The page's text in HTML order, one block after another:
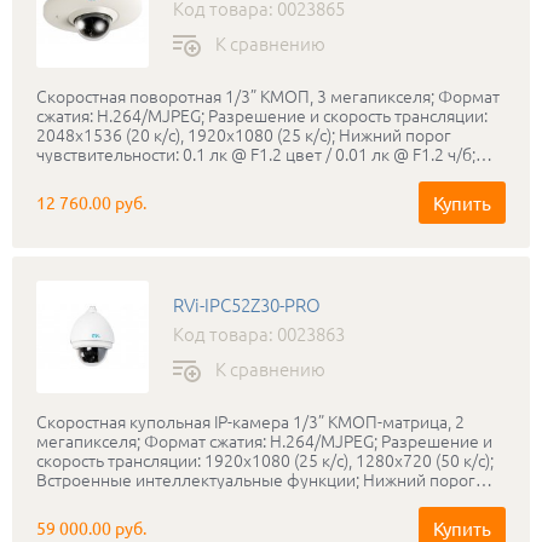
размеры: 186х309 мм; Вес: 3.5 кг; В комплекте поставляется
бесплатное профессиональное программное обеспечение
Код товара: 0023865
К сравнению
Скоростная поворотная 1/3” КМОП, 3 мегапикселя; Формат
сжатия: H.264/MJPEG; Разрешение и скорость трансляции:
2048x1536 (20 к/с), 1920х1080 (25 к/c); Нижний порог
чувствительности: 0.1 лк @ F1.2 цвет / 0.01 лк @ F1.2 ч/б;
цифровой зум); Максимальный угол поворота/наклона:
360/90°; Максимальная скорость поворота/наклона: 100°/
сек; Запись на micro SD карту до 64 ГБ; Питание: DC 12 В /
поставляется бесплатное профессиональное программное
обеспечение RVi-SmartPSS.
12 760.00 руб. Купить
RVi-IPC52Z30-PRO
Код товара: 0023863
К сравнению
Скоростная купольная IP-камера 1/3” КМОП-матрица, 2
мегапикселя; Формат сжатия: H.264/MJPEG; Разрешение и
скорость трансляции: 1920х1080 (25 к/с), 1280х720 (50 к/c);
Встроенные интеллектуальные функции; Нижний порог
Объектив с 30-ти кратным оптическим увеличением: 4.3-
129 мм; Режим «день-ночь»: Механический ИК-фильтр;
59 000.00 руб. Купить